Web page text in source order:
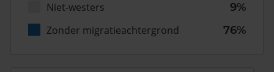
Niet-westers
9%
Zonder migratieachtergrond
76%